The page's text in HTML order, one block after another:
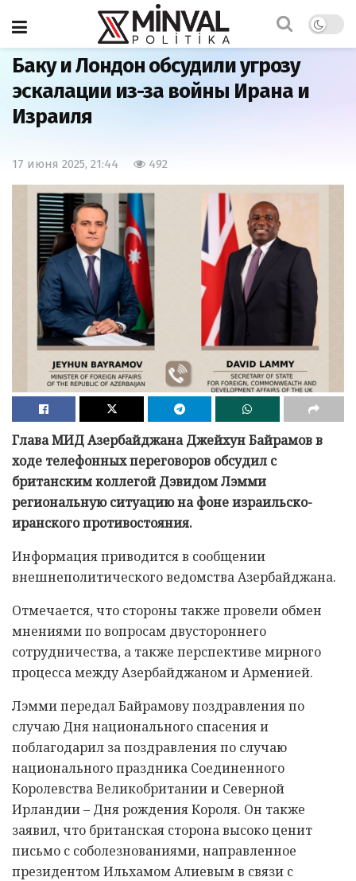
Главная
Баку и Лондон обсудили угрозу
эскалации из-за войны Ирана и
Израиля
17 июня 2025, 21:44 492
Глава МИД Азербайджана Джейхун Байрамов в
ходе телефонных переговоров обсудил с
британским коллегой Дэвидом Лэмми
региональную ситуацию на фоне израильско-
иранского противостояния.
Информация приводится в сообщении
внешнеполитического ведомства Азербайджана.
Отмечается, что стороны также провели обмен
мнениями по вопросам двустороннего
сотрудничества, а также перспективе мирного
процесса между Азербайджаном и Арменией.
Лэмми передал Байрамову поздравления по
случаю Дня национального спасения и
поблагодарил за поздравления по случаю
национального праздника Соединенного
Королевства Великобритании и Северной
Ирландии – Дня рождения Короля. Он также
заявил, что британская сторона высоко ценит
письмо с соболезнованиями, направленное
президентом Ильхамом Алиевым в связи с